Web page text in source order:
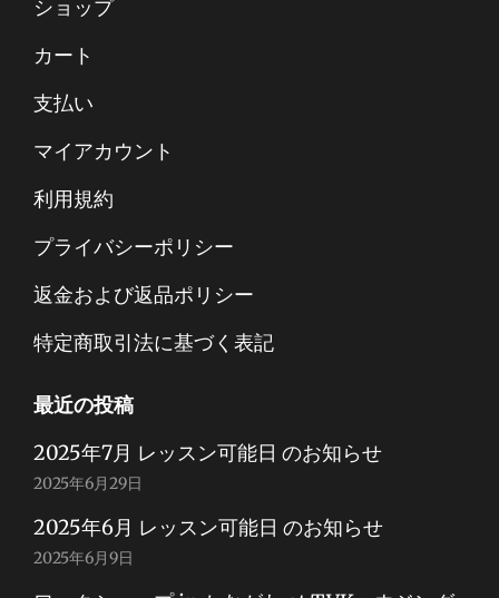
ショップ
カート
支払い
マイアカウント
利用規約
プライバシーポリシー
返金および返品ポリシー
特定商取引法に基づく表記
最近の投稿
2025年7月 レッスン可能日 のお知らせ
2025年6月29日
2025年6月 レッスン可能日 のお知らせ
2025年6月9日